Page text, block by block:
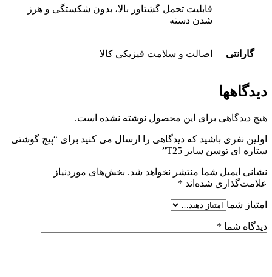
قابلیت تحمل گشتاور بالا، بدون شکستگی و هرز
شدن دسته
گارانتی اصالت و سلامت فیزیکی کالا
دیدگاهها
هیچ دیدگاهی برای این محصول نوشته نشده است.
اولین نفری باشید که دیدگاهی را ارسال می کنید برای “پیچ گوشتی
ستاره ای توسن سایز T25”
نشانی ایمیل شما منتشر نخواهد شد. بخش‌های موردنیاز
علامت‌گذاری شده‌اند *
امتیاز شما
دیدگاه شما *